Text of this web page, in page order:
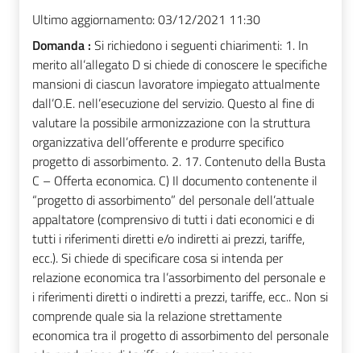
Ultimo aggiornamento:03/12/2021 11:30
Domanda : Si richiedono i seguenti chiarimenti: 1. In
merito all’allegato D si chiede di conoscere le specifiche
mansioni di ciascun lavoratore impiegato attualmente
dall’O.E. nell’esecuzione del servizio. Questo al fine di
valutare la possibile armonizzazione con la struttura
organizzativa dell’offerente e produrre specifico
progetto di assorbimento. 2. 17. Contenuto della Busta
C – Offerta economica. C) Il documento contenente il
“progetto di assorbimento” del personale dell’attuale
appaltatore (comprensivo di tutti i dati economici e di
tutti i riferimenti diretti e/o indiretti ai prezzi, tariffe,
ecc.). Si chiede di specificare cosa si intenda per
relazione economica tra l’assorbimento del personale e
i riferimenti diretti o indiretti a prezzi, tariffe, ecc.. Non si
comprende quale sia la relazione strettamente
economica tra il progetto di assorbimento del personale